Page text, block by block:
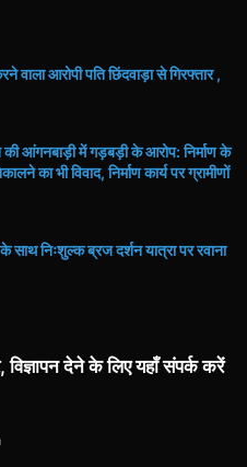
आरोपी पति छिंदवाड़ा से गिरफ्तार ,
आंगनबाड़ी में गड़बड़ी के आरोप: निर्माण के
का भी विवाद, निर्माण कार्य पर ग्रामीणों
निःशुल्क ब्रज दर्शन यात्रा पर रवाना
देने के लिए यहाँ संपर्क करें